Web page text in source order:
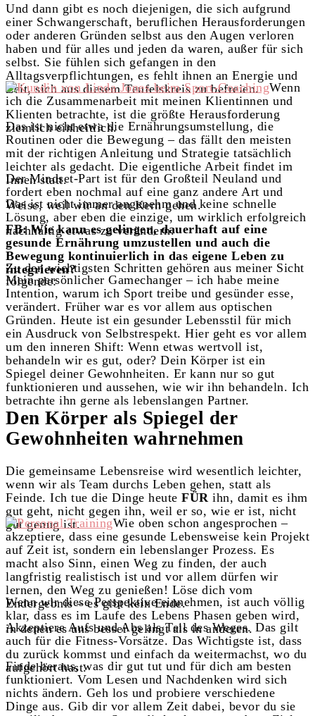
Und dann gibt es noch diejenigen, die sich aufgrund
einer Schwangerschaft, beruflichen Herausforderungen
oder anderen Gründen selbst aus den Augen verloren
haben und für alles und jeden da waren, außer für sich
selbst. Sie fühlen sich gefangen in den
Alltagsverpflichtungen, es fehlt ihnen an Energie und
Zeit, sich aus diesem Teufelskreis zu befreien.
Wenn
ich die Zusammenarbeit mit meinen Klientinnen und
Klienten betrachte, ist die größte Herausforderung
ziemlich einheitlich.
Das ist nicht etwa die Ernährungsumstellung, die
Routinen oder die Bewegung – das fällt den meisten
mit der richtigen Anleitung und Strategie tatsächlich
leichter als gedacht. Die eigentliche Arbeit findet im
Innen statt.
Der Mindset-Part ist für den Großteil Neuland und
fordert eben nochmal auf eine ganz andere Art und
Weise, weil wir an den Kern gehen.
Das ist nicht immer angenehm und keine schnelle
Lösung, aber eben die einzige, um wirklich erfolgreich
nachhaltig etwas zu verändern.
FB: Wie kann es gelingen, dauerhaft auf eine
gesunde Ernährung umzustellen und auch die
Bewegung kontinuierlich in das eigene Leben zu
integrieren?
Zu den wichtigsten Schritten gehören aus meiner Sicht
folgende:
Mein persönlicher Gamechanger – ich habe meine
Intention, warum ich Sport treibe und gesünder esse,
verändert. Früher war es vor allem aus optischen
Gründen. Heute ist ein gesunder Lebensstil für mich
ein Ausdruck von Selbstrespekt. Hier geht es vor allem
um den inneren Shift: Wenn etwas wertvoll ist,
behandeln wir es gut, oder? Dein Körper ist ein
Spiegel deiner Gewohnheiten. Er kann nur so gut
funktionieren und aussehen, wie wir ihn behandeln. Ich
betrachte ihn gerne als lebenslangen Partner.
Den Körper als Spiegel der
Gewohnheiten wahrnehmen
Die gemeinsame Lebensreise wird wesentlich leichter,
wenn wir als Team durchs Leben gehen, statt als
Feinde. Ich tue die Dinge heute FÜRihn, damit es ihm
gut geht, nicht gegen ihn, weil er so, wie er ist, nicht
gut genug ist.
Wie oben schon angesprochen –
akzeptiere, dass eine gesunde Lebensweise kein Projekt
auf Zeit ist, sondern ein lebenslanger Prozess. Es
macht also Sinn, einen Weg zu finden, der auch
langfristig realistisch ist und vor allem dürfen wir
lernen, den Weg zu genießen! Löse dich vom
Endergebnis – es gibt kein Ende.
Wenn wir diese Perspektive einnehmen, ist auch völlig
klar, dass es im Laufe des Lebens Phasen geben wird,
in denen es uns besser gelingt als in anderen.
Akzeptiere Aufs und Abs als Teil des Weges. Das gilt
auch für die Fitness-Vorsätze. Das Wichtigste ist, dass
du zurück kommst und einfach da weitermachst, wo du
aufgehört hast.
Finde heraus, was dir gut tut und für dich am besten
funktioniert. Vom Lesen und Nachdenken wird sich
nichts ändern. Geh los und probiere verschiedene
Dinge aus. Gib dir vor allem Zeit dabei, bevor du sie